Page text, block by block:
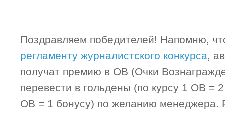
Поздравляем победителей! Напомню,
регламенту журналистского конкурса,
получат премию в ОВ (Очки
перевести в гольдены (по курсу 1 ОВ =
ОВ = 1 бонусу) по желанию менеджера.